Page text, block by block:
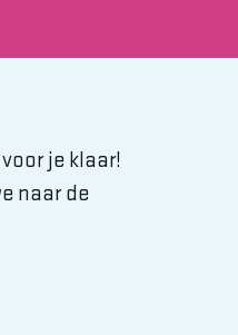
je klaar!
naar de